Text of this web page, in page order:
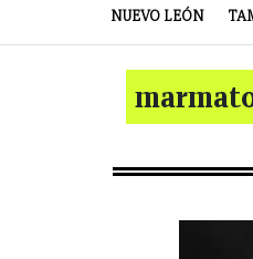
NUEVO LEÓN